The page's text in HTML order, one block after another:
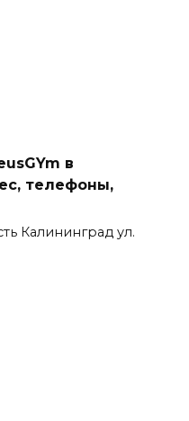
в
телефоны,
Калининград ул.